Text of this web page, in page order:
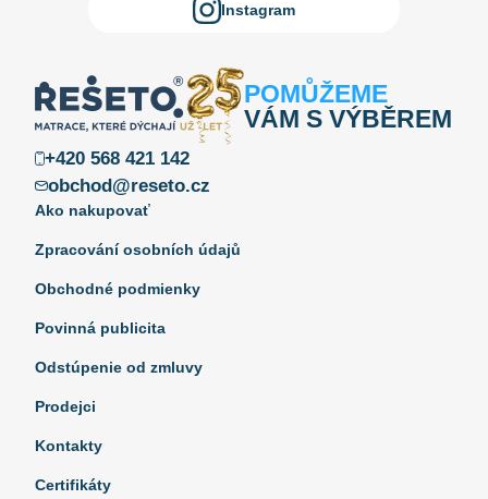
Instagram
POMŮŽEME
VÁM S VÝBĚREM
+420 568 421 142
obchod@reseto.cz
Ako nakupovať
Zpracování osobních údajů
Obchodné podmienky
Povinná publicita
Odstúpenie od zmluvy
Prodejci
Kontakty
Certifikáty